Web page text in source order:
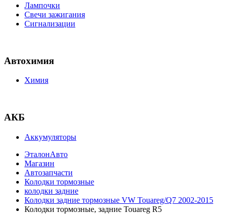
Лампочки
Свечи зажигания
Сигнализации
Автохимия
Химия
АКБ
Аккумуляторы
ЭталонАвто
Магазин
Автозапчасти
Колодки тормозные
колодки задние
Колодки задние тормозные VW Touareg/Q7 2002-2015
Колодки тормозные, задние Touareg R5